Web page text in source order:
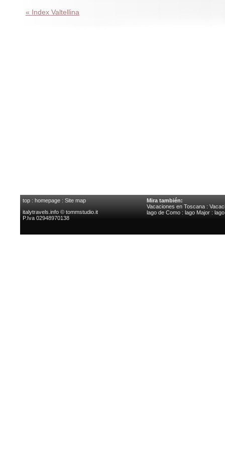
« Index Valtellina
top : homepage : Site map
italytravels.info © tommstudio.it
P.Iva 02948970138
Mira también:
Vacaciones en Toscana :
lago de Como : lago Major :